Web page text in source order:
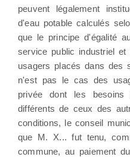
peuvent légalement
d'eau potable calculés
que le principe d'égalité
service public industriel
usagers placés dans des
n'est pas le cas des
privée dont les besoins
différents de ceux des
conditions, le conseil
que M. X... fut tenu,
commune, au paiement